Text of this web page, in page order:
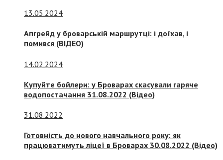
13.05.2024
Апгрейд у броварській маршрутці: і доїхав, і
помився (ВІДЕО)
14.02.2024
Купуйте бойлери: у Броварах скасували гаряче
водопостачання 31.08.2022 (Відео)
31.08.2022
Готовність до нового навчального року: як
працюватимуть ліцеї в Броварах 30.08.2022 (Відео)